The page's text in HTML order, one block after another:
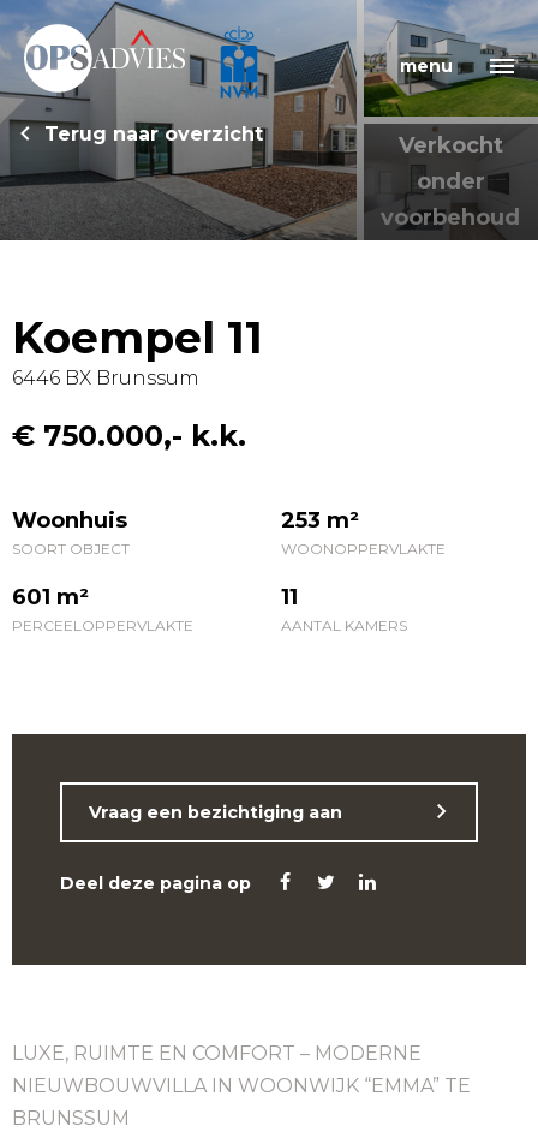
menu
Verkocht
onder
voorbehoud
Terug naar overzicht
Koempel 11
6446 BX Brunssum
€ 750.000,- k.k.
Woonhuis
SOORT OBJECT
253 m²
WOONOPPERVLAKTE
601 m²
PERCEELOPPERVLAKTE
11
AANTAL KAMERS
Vraag een bezichtiging aan
Deel deze pagina op
LUXE, RUIMTE EN COMFORT – MODERNE
NIEUWBOUWVILLA IN WOONWIJK “EMMA” TE
BRUNSSUM